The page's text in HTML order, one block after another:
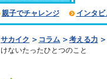
親子でチャレンジ インタビ
サカイク コラム 考える力
けないたったひとつのこと